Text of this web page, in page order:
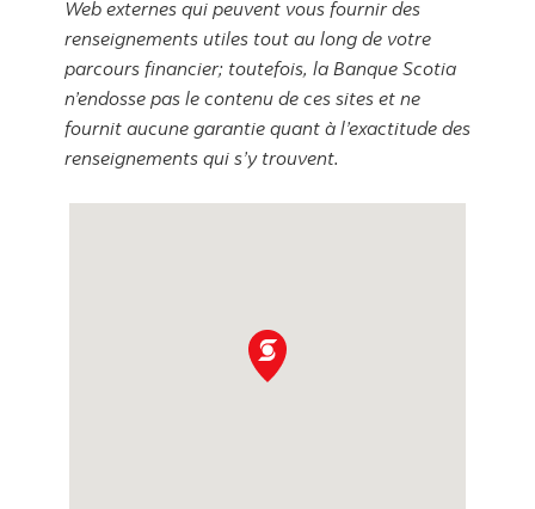
Web externes qui peuvent vous fournir des
renseignements utiles tout au long de votre
parcours financier; toutefois, la Banque Scotia
n’endosse pas le contenu de ces sites et ne
fournit aucune garantie quant à l’exactitude des
renseignements qui s’y trouvent.